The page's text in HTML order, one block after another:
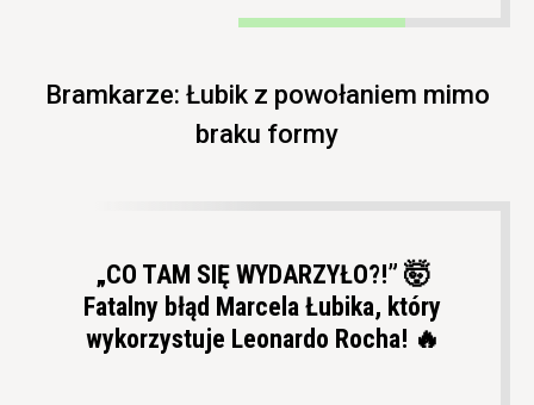
Bramkarze: Łubik z powołaniem mimo
braku formy
„CO TAM SIĘ WYDARZYŁO?!” 🤯
Fatalny błąd Marcela Łubika, który
wykorzystuje Leonardo Rocha! 🔥